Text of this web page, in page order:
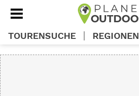
TOURENSUCHE REGIONEN